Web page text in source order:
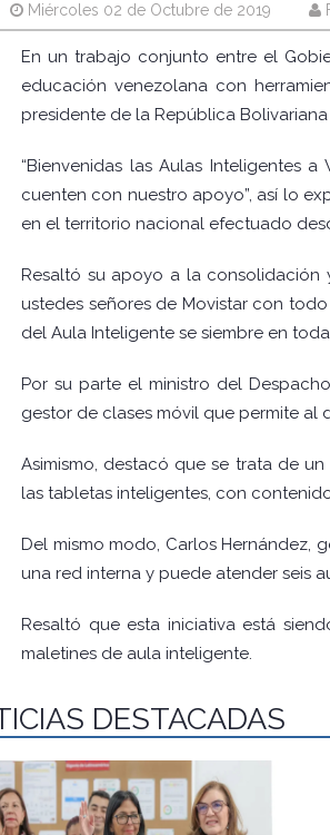
Miércoles 02 de Octubre de 2019
En un trabajo conjunto entre el
educación venezolana con
presidente de la República
“Bienvenidas las Aulas Inteligentes
cuenten con nuestro apoyo”, así lo
en el territorio nacional efectuado
Resaltó su apoyo a la consolidación
ustedes señores de Movistar con
del Aula Inteligente se siembre en
Por su parte el ministro del
gestor de clases móvil que permite al
Asimismo, destacó que se trata de
las tabletas inteligentes, con
Del mismo modo, Carlos
una red interna y puede atender seis
Resaltó que esta iniciativa está
maletines de aula inteligente.
DESTACADAS